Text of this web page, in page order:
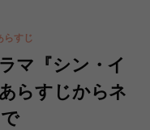
らすじ
マ『シン・イ
らすじからネ